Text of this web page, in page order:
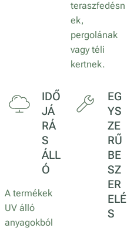
teraszfedésn
ek,
pergolának
vagy téli
kertnek.
IDŐ
JÁ
RÁ
S
ÁLL
Ó
A termékek
UV álló
anyagokból
EG
YS
ZE
RŰ
BE
SZ
ER
ELÉ
S